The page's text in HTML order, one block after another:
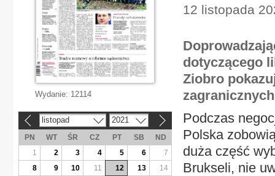
12 listopada
dotyczącego
Ziobro
Podczas
Polska
duża część
Brukseli, nie
Wydanie: 12114
listopad 2021
PN WT ŚR CZ PT SB
ND
1
2 3 4 5 6
7
8
9 10 11 12 13
14